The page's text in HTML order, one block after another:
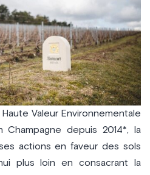
Valeur Environnementale
depuis 2014*, la
actions en faveur des sols
plus loin en consacrant la